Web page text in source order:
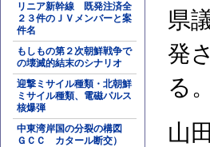
リニア新幹線 既発注済全
２３件のＪＶメンバーと案
件名
もしもの第２次朝鮮戦争で
の壊滅的結末のシナリオ
迎撃ミサイル種類・北朝鮮
ミサイル種類、電磁パルス
核爆弾
中東湾岸国の分裂の構図
ＧＣＣ カタール断交）
県
発
る。
山